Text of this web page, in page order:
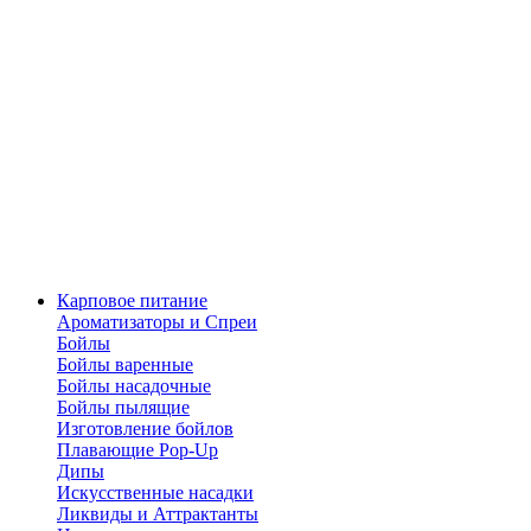
Карповое питание
Ароматизаторы и Спреи
Бойлы
Бойлы варенные
Бойлы насадочные
Бойлы пылящие
Изготовление бойлов
Плавающие Pop-Up
Дипы
Искусственные насадки
Ликвиды и Аттрактанты